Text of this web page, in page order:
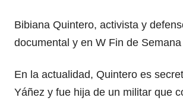
Bibiana Quintero, activista y
documental y en W Fin de
En la actualidad, Quintero es
Yáñez y fue hija de un militar que